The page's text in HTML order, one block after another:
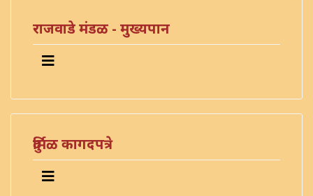
राजवाडे मंडळ - मुख्यपान
दुर्मिळ कागदपत्रे